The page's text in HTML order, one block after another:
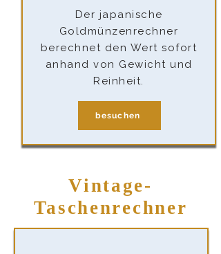
Der japanische
Goldmünzenrechner
berechnet den Wert sofort
anhand von Gewicht und
Reinheit.
besuchen
Vintage-
Taschenrechner